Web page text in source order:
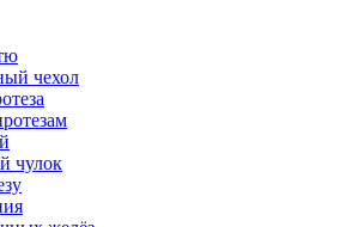
чехол
чулок